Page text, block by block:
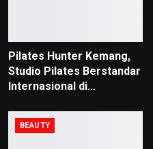
Pilates Hunter Kemang,
Studio Pilates Berstandar
Internasional di…
BEAUTY